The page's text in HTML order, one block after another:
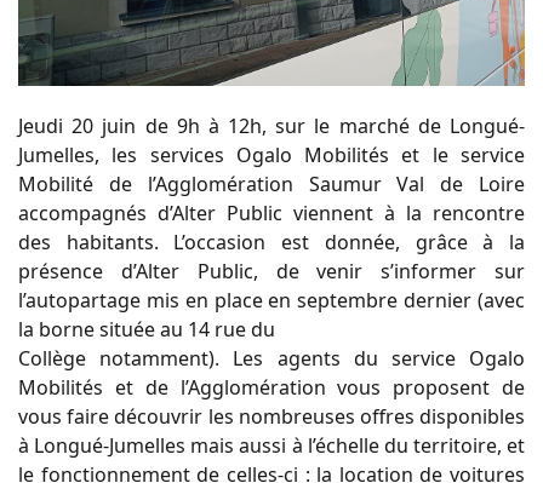
Jeudi 20 juin de 9h à 12h, sur le marché de Longué-
Jumelles, les services Ogalo Mobilités et le service
Mobilité de l’Agglomération Saumur Val de Loire
accompagnés d’Alter Public viennent à la rencontre
des habitants. L’occasion est donnée, grâce à la
présence d’Alter Public, de venir s’informer sur
l’autopartage mis en place en septembre dernier (avec
la borne située au 14 rue du
Collège notamment). Les agents du service Ogalo
Mobilités et de l’Agglomération vous proposent de
vous faire découvrir les nombreuses offres disponibles
à Longué-Jumelles mais aussi à l’échelle du territoire, et
le fonctionnement de celles-ci : la location de voitures